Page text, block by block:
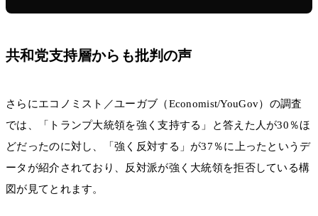
共和党支持層からも批判の声
さらにエコノミスト／ユーガブ（Economist/YouGov）の調査
では、「トランプ大統領を強く支持する」と答えた人が30％ほ
どだったのに対し、「強く反対する」が37％に上ったというデ
ータが紹介されており、反対派が強く大統領を拒否している構
図が見てとれます。